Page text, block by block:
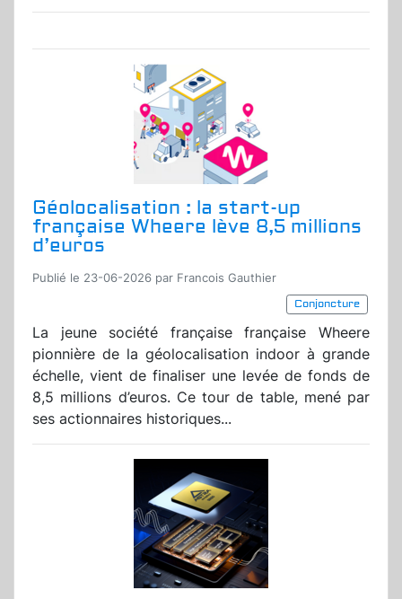
Géolocalisation : la start-up
française Wheere lève 8,5 millions
d’euros
Publié le 23-06-2026 par Francois Gauthier
Conjoncture
La jeune société française française Wheere
pionnière de la géolocalisation indoor à grande
échelle, vient de finaliser une levée de fonds de
8,5 millions d’euros. Ce tour de table, mené par
ses actionnaires historiques...